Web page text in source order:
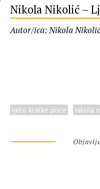
Nikola Nikolić –
Autor/ica: Nikola
ljeto kratke price nikola